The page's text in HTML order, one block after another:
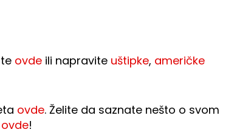
ovde ili napravite uštipke, američke
ovde. Želite da saznate nešto o svom
ovde!